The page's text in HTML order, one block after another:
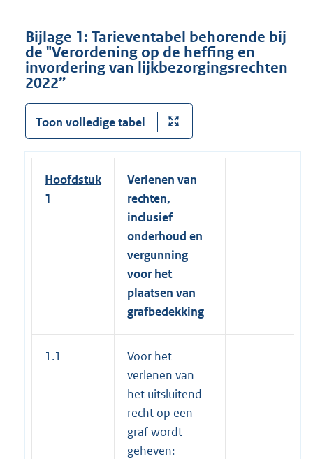
Bijlage 1: Tarieventabel behorende bij
de "Verordening op de heffing en
invordering van lijkbezorgingsrechten
2022”
Toon volledige tabel
Hoofdstuk
1
Verlenen van
rechten,
inclusief
onderhoud en
vergunning
voor het
plaatsen van
grafbedekking
1.1
Voor het
verlenen van
het uitsluitend
recht op een
graf wordt
geheven: